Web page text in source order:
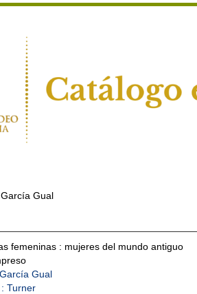
Gual
femeninas : mujeres del mundo antiguo
Gual
Turner